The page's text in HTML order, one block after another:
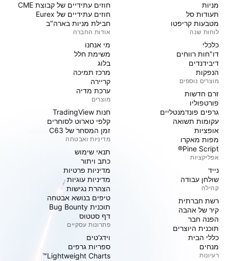
מניות‏
תעודות סל
מטבעות קריפטו
לוחות שנה
כלכלי
דו"חות רווחים
דיבידנדים
הנפקות
מוצרים נוספים
זרם חדשות
פורטפוליו
גרפים פונדמנטליים
עקומות תשואה
אופציות
מפות מאקרו
Pine Script®
אפליקציות
נייד
שולחן עבודה
קהילה
רשת חברתית
קיר של אהבה
הפנה חבר
תוכנית היוצרים
כללי הבית
מנחים
רעיונות
חוזים עתידיים של קבוצת CME
חוזים עתידיים של Eurex
חבילת מניות בארה"ב
אודות החברה
מי אנחנו
משימת חלל
בלוג
מרכז תמיכה
קריירה
ערכת מדיה
מוצרים
חנות TradingView
קלפי טארוט לסוחרים
זמן המסחר של C63
מדיניות ואבטחה
תנאי שימוש
כתב ויתור
מדיניות פרטיות
מדיניות עוגיות
הצהרת נגישות
טיפים בנושא אבטחה
תוכנית Bug Bounty
דף סטטוס
פתרונות עסקיים
וידג'טים
ספריות גרפים
Lightweight Charts™